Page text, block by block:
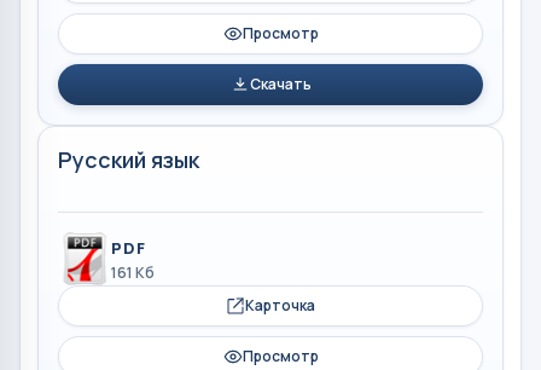
Просмотр
Скачать
Русский язык
PDF
161 Кб
Карточка
Просмотр